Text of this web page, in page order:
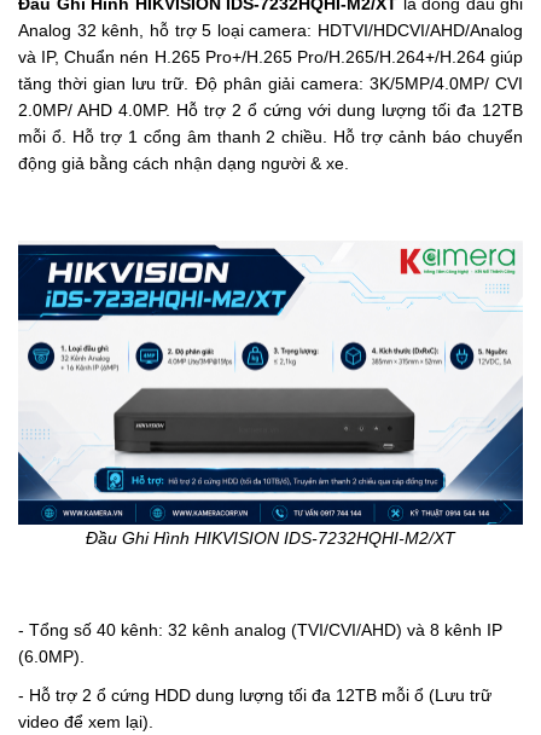
Analog 32 kênh, hỗ trợ 5 loại camera: HDTVI/HDCVI/AHD/Analog
và IP,Chuẩn nén H.265 Pro+/H.265 Pro/H.265/H.264+/H.264 giúp
tăng thời gian lưu trữ. Độ phân giải camera: 3K/5MP/4.0MP/ CVI
2.0MP/ AHD 4.0MP. Hỗ trợ 2 ổ cứng với dung lượng tối đa 12TB
mỗi ổ. Hỗ trợ 1 cổng âm thanh 2 chiều. Hỗ trợ cảnh báo chuyển
động giả bằng cách nhận dạng người & xe.
Đầu Ghi Hình HIKVISION IDS-7232HQHI-M2/XT
- Tổng số 40 kênh: 32 kênh analog (TVI/CVI/AHD) và 8 kênh IP
(6.0MP).
- Hỗ trợ 2 ổ cứng HDD dung lượng tối đa 12TB mỗi ổ (Lưu trữ
video để xem lại).